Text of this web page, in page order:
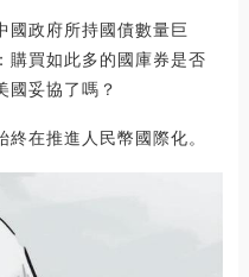
國政府所持國債數量巨
購買如此多的國庫券是否
國妥協了嗎？
在推進人民幣國際化。